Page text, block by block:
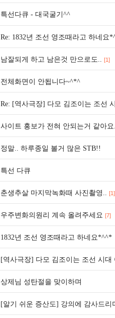
특선다큐 - 대국굴기^^
Re: 1832년 조선 영조때라고 하네요
남잘되게 하고 남은것 만으로도.. [1]
전체화면이 안됩니다~^*^
Re: [역사극장] 다모 김조이는 조선
사이트 홍보가 전혀 안되는거 같아요.
정말.. 하루종일 볼거 많은 STB!!
특선 다큐
춘생추살 마지막녹화때 사진촬영.. [1]
우주변화의원리 계속 올려주세요 [7]
1832년 조선 영조때라고 하네요*^^*
[역사극장] 다모 김조이는 조선 시대
상제님 성탄절을 맞이하며
[알기 쉬운 증산도] 강의에 감사드리